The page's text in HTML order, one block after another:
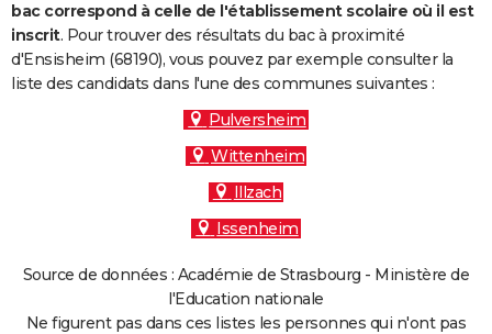
Bricolage
Lifestyle
Culture
Sport
Auto
Television
Voyage
Cinema
bac correspond à celle de l'établissement scolaire où il est
inscrit. Pour trouver des résultats du bac à proximité
d'Ensisheim (68190), vous pouvez par exemple consulter la
liste des candidats dans l'une des communes suivantes :
Pulversheim
Wittenheim
Illzach
Issenheim
Source de données : Académie de Strasbourg - Ministère de
l'Education nationale
Ne figurent pas dans ces listes les personnes qui n'ont pas